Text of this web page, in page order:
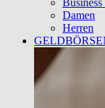
Damen
Herren